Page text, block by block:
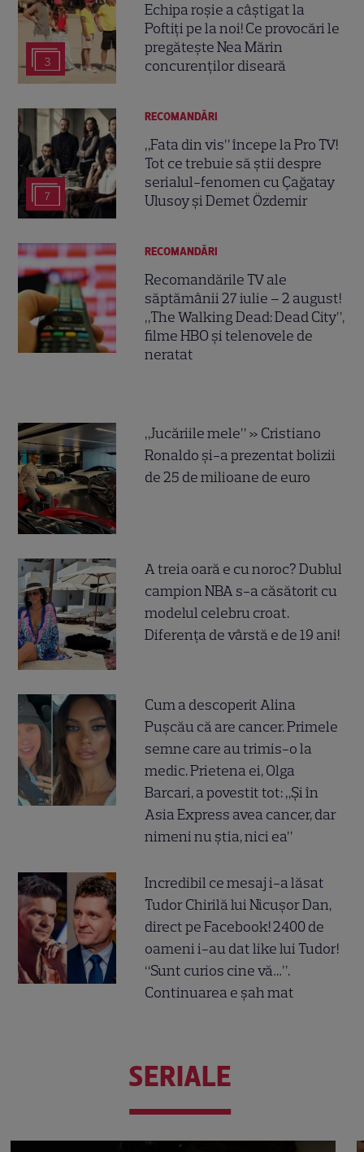
3
Echipa roșie a câștigat la
Poftiți pe la noi! Ce provocări le
pregătește Nea Mărin
concurenților diseară
7
RECOMANDĂRI
„Fata din vis” începe la Pro TV!
Tot ce trebuie să știi despre
serialul-fenomen cu Çağatay
Ulusoy și Demet Özdemir
RECOMANDĂRI
Recomandările TV ale
săptămânii 27 iulie – 2 august!
„The Walking Dead: Dead City”,
filme HBO și telenovele de
neratat
„Jucăriile mele” » Cristiano
Ronaldo și-a prezentat bolizii
de 25 de milioane de euro
A treia oară e cu noroc? Dublul
campion NBA s-a căsătorit cu
modelul celebru croat.
Diferența de vârstă e de 19 ani!
Cum a descoperit Alina
Pușcău că are cancer. Primele
semne care au trimis-o la
medic. Prietena ei, Olga
Barcari, a povestit tot: „Și în
Asia Express avea cancer, dar
nimeni nu știa, nici ea”
Incredibil ce mesaj i-a lăsat
Tudor Chirilă lui Nicușor Dan,
direct pe Facebook! 2400 de
oameni i-au dat like lui Tudor!
“Sunt curios cine vă…”.
Continuarea e șah mat
SERIALE